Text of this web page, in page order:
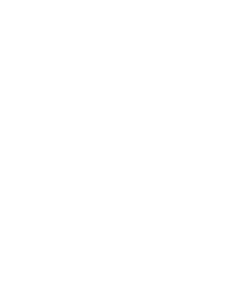
вредного
а также